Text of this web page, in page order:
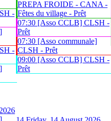
-
-
PREPA FROIDE - CANA -
Fêtes du village - Prêt
07:30 [Asso CCLB] CLSH -
Prêt
07:30 [Asso communale]
CLSH - Prêt
09:00 [Asso CCLB] CLSH -
Prêt